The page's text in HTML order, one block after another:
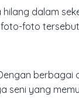
dalam
foto
berbagai
yang